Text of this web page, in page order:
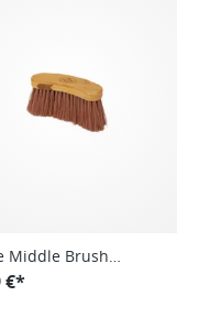
Middle Brush
€*